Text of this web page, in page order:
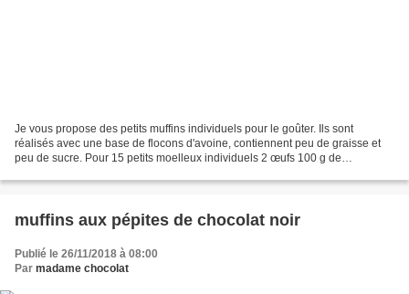
Je vous propose des petits muffins individuels pour le goûter. Ils sont
réalisés avec une base de flocons d'avoine, contiennent peu de graisse et
peu de sucre. Pour 15 petits moelleux individuels 2 œufs 100 g de
muffins aux pépites de chocolat noir
Publié le 26/11/2018 à 08:00
Par madame chocolat